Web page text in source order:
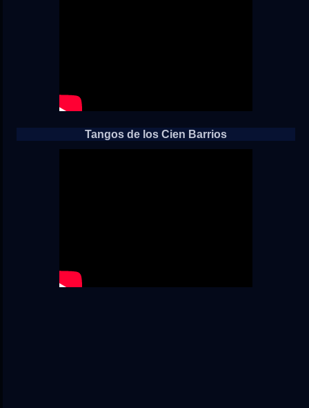
Tangos de los Cien Barrios